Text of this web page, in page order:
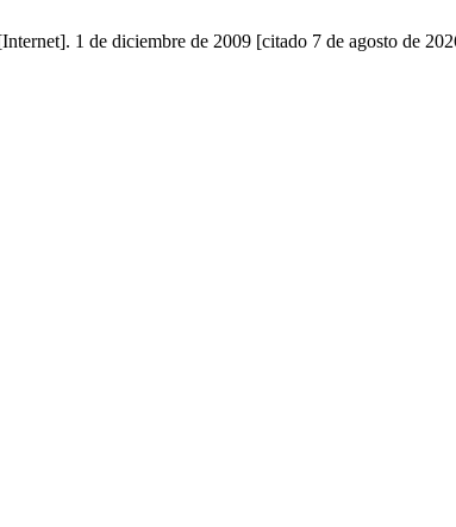
1 de diciembre de 2009 [citado 7 de agosto de